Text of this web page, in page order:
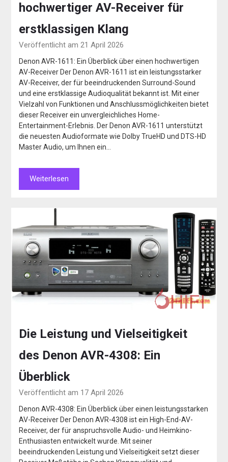
hochwertiger AV-Receiver für
erstklassigen Klang
Veröffentlicht am 21 April 2026
Denon AVR-1611: Ein Überblick über einen hochwertigen
AV-Receiver Der Denon AVR-1611 ist ein leistungsstarker
AV-Receiver, der für beeindruckenden Surround-Sound
und eine erstklassige Audioqualität bekannt ist. Mit einer
Vielzahl von Funktionen und Anschlussmöglichkeiten bietet
dieser Receiver ein unvergleichliches Home-
Entertainment-Erlebnis. Der Denon AVR-1611 unterstützt
die neuesten Audioformate wie Dolby TrueHD und DTS-HD
Master Audio, um Ihnen ein…
Weiterlesen
Die Leistung und Vielseitigkeit
des Denon AVR-4308: Ein
Überblick
Veröffentlicht am 17 April 2026
Denon AVR-4308: Ein Überblick über einen leistungsstarken
AV-Receiver Der Denon AVR-4308 ist ein High-End-AV-
Receiver, der für anspruchsvolle Audio- und Heimkino-
Enthusiasten entwickelt wurde. Mit seiner
beeindruckenden Leistung und Vielseitigkeit setzt dieser